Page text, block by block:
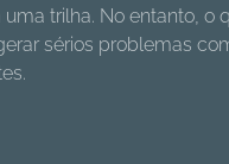
trilha. No entanto, o
sérios problemas